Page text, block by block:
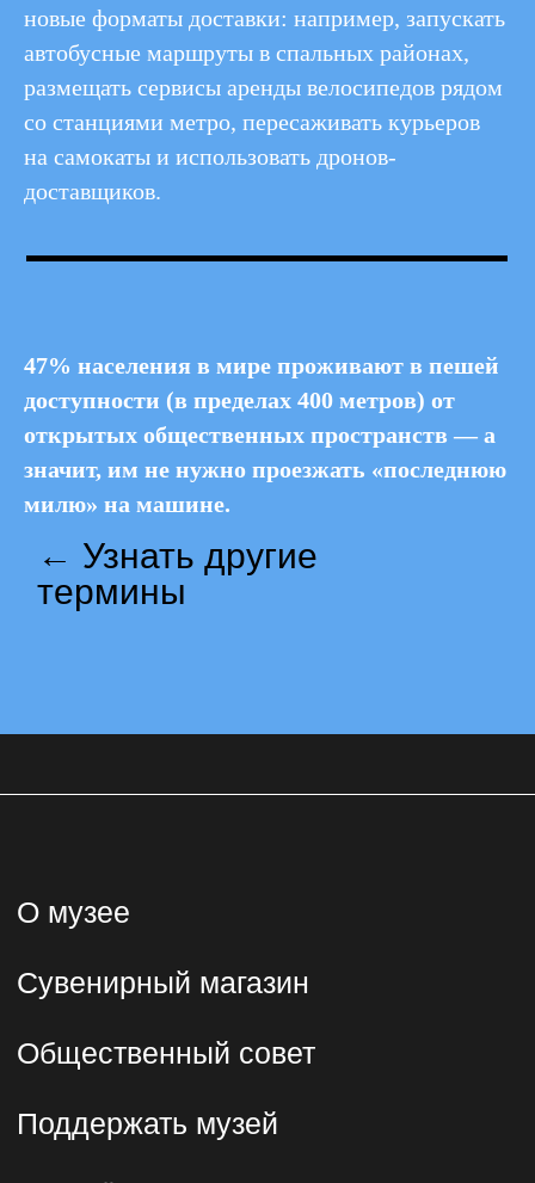
новые форматы доставки: например, запускать
автобусные маршруты в спальных районах,
размещать сервисы аренды велосипедов рядом
со станциями метро, пересаживать курьеров
на самокаты и использовать дронов-
доставщиков.
47% населения в мире проживают в пешей
доступности (в пределах 400 метров) от
открытых общественных пространств — а
значит, им не нужно проезжать «последнюю
милю» на машине.
← Узнать другие
термины
Детям
События
Позвонить нам
Правила
Магазин
Вконтакте
Дзен
Одноклассники
Телеграм
Мы в соцсетях
Поддержать музей
Карьера